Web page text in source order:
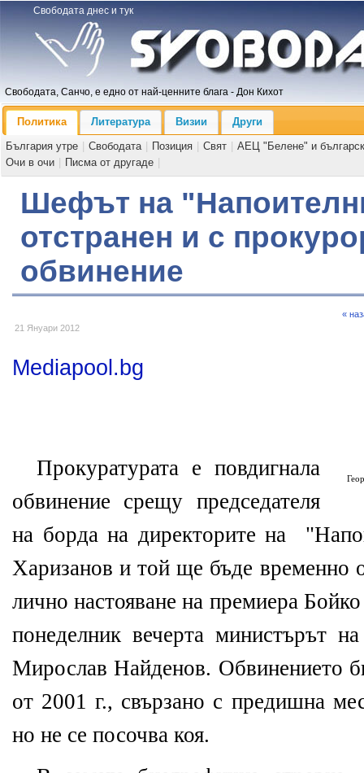
Свободата днес и тук
Свободата, Санчо, е едно от най-ценните блага - Дон Кихот
Политика Литература Визии
Други
България утре
Свободата Позиция Свят
АЕЦ "Белене" и
Очи в очи
Писма от другаде
Шефът на
отстранен и с
обвинение
21 Януари 2012
«
Mediapool.bg
Прокуратурата е повдигнала
обвинение срещу председателя
на борда на директорите на
Харизанов и той ще бъде временно
лично настояване на премиера
понеделник вечерта министърът
Мирослав Найденов. Обвинението
от 2001 г., свързано с предишна
но не се посочва коя.